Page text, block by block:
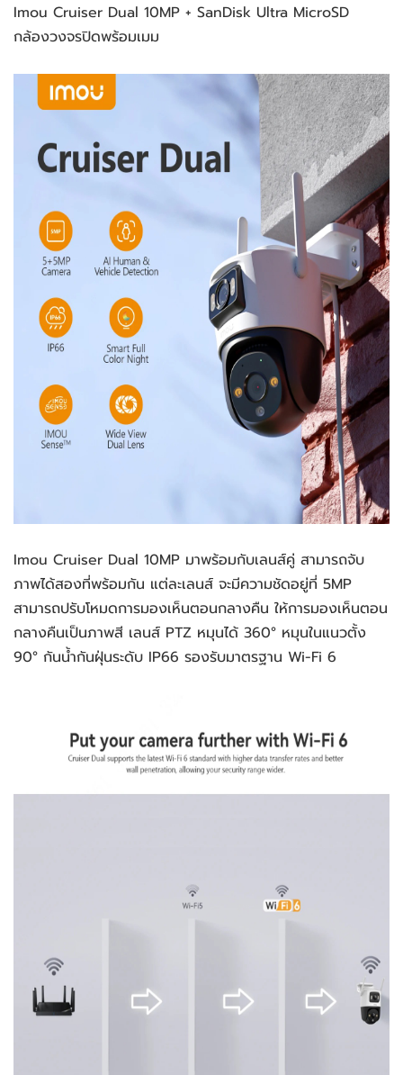
Imou Cruiser Dual 10MP + SanDisk Ultra MicroSD
กล้องวงจรปิดพร้อมเมม
Imou Cruiser Dual 10MP มาพร้อมกับเลนส์คู่ สามารถจับ
ภาพได้สองที่พร้อมกัน แต่ละเลนส์ จะมีความชัดอยู่ที่ 5MP
สามารถปรับโหมดการมองเห็นตอนกลางคืน ให้การมองเห็นตอน
กลางคืนเป็นภาพสี เลนส์ PTZ หมุนได้ 360° หมุนในแนวตั้ง
90° กันน้ำกันฝุ่นระดับ IP66 รองรับมาตรฐาน Wi-Fi 6